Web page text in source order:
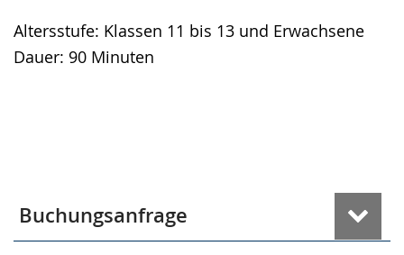
Altersstufe: Klassen 11 bis 13 und Erwachsene
Dauer: 90 Minuten
Buchungsanfrage